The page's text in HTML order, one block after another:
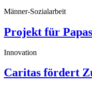
Männer-Sozialarbeit
Projekt für
Innovation
Caritas fördert